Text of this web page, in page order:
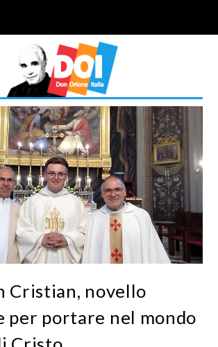
Cristian, novello
per portare nel mondo